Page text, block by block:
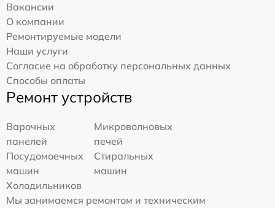
Вакансии
О компании
Ремонтируемые модели
Наши услуги
Согласие на обработку персональных данных
Способы оплаты
Ремонт устройств
Варочных
панелей
Микроволновых
печей
Посудомоечных
машин
Стиральных
машин
Холодильников
Мы занимаемся ремонтом и техническим